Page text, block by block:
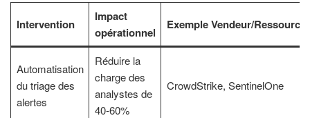
Intervention
Impact
opérationnel
Exemple Vendeur/Ressource
Automatisation
du triage des
alertes
Réduire la
charge des
analystes de
40-60%
CrowdStrike, SentinelOne